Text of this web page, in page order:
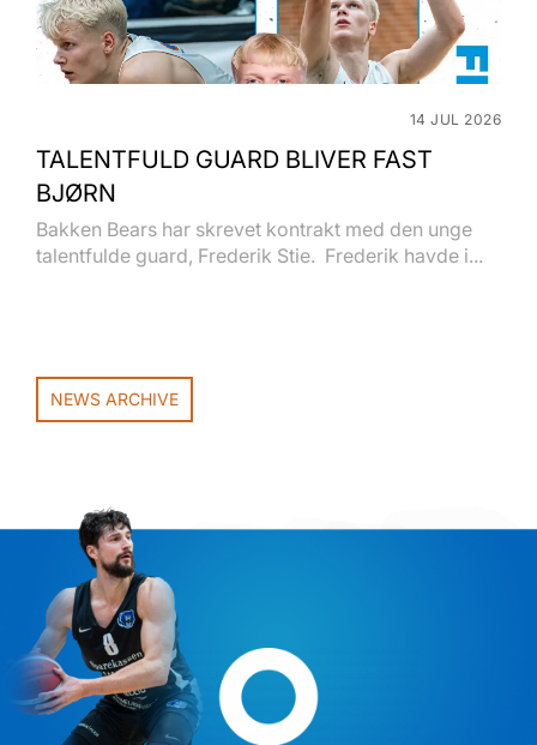
14 JUL 2026
TALENTFULD GUARD BLIVER FAST
BJØRN
Bakken Bears har skrevet kontrakt med den unge
talentfulde guard, Frederik Stie. Frederik havde i...
NEWS ARCHIVE